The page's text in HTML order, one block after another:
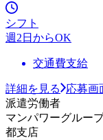
シフト
週2日からOK
交通費支給
詳細を見る
応募画
派遣労働者
マンパワーグルー
都支店